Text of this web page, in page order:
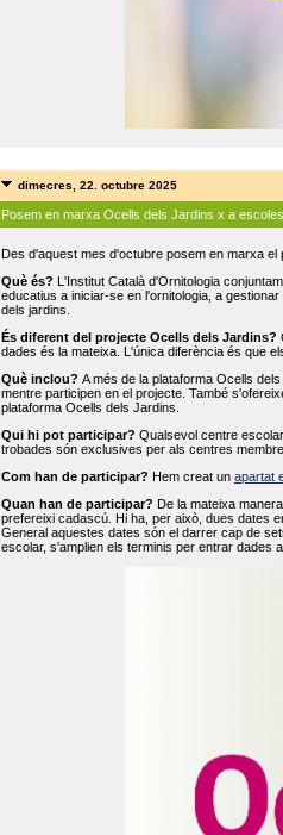
dimecres, 22. octubre 2025
Posem en marxa Ocells dels Jardins x a escoles
Des d'aquest mes d'octubre posem en marxa
Què és? L'Institut Català d'Ornitologia
educatius a iniciar-se en l'ornitologia, a
dels jardins.
És diferent del projecte Ocells dels Jardins?
dades és la mateixa. L'única diferència és que
Què inclou? A més de la plataforma Ocells
mentre participen en el projecte. També
plataforma Ocells dels Jardins.
Qui hi pot participar? Qualsevol centre
trobades són exclusives per als centres
Com han de participar? Hem creat un apartat
Quan han de participar? De la mateixa
prefereixi cadascú. Hi ha, per això, dues dates
General aquestes dates són el darrer cap de
escolar, s'amplien els terminis per entrar dades